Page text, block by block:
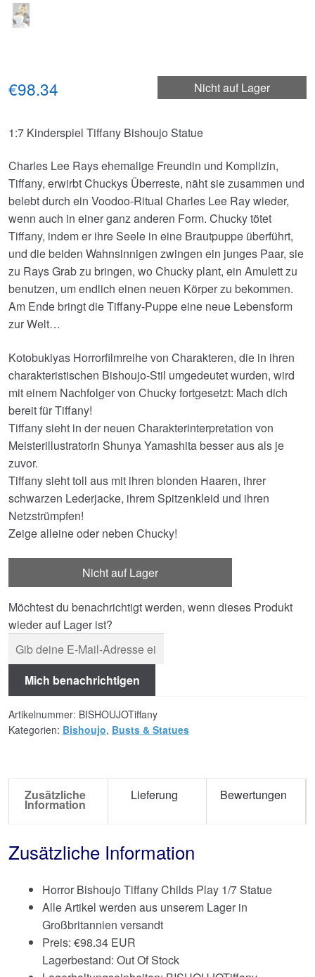
Nicht auf Lager
€98.34
1:7 Kinderspiel Tiffany Bishoujo Statue
Charles Lee Rays ehemalige Freundin und Komplizin,
Tiffany, erwirbt Chuckys Überreste, näht sie zusammen und
belebt durch ein Voodoo-Ritual Charles Lee Ray wieder,
wenn auch in einer ganz anderen Form. Chucky tötet
Tiffany, indem er ihre Seele in eine Brautpuppe überführt,
und die beiden Wahnsinnigen zwingen ein junges Paar, sie
zu Rays Grab zu bringen, wo Chucky plant, ein Amulett zu
benutzen, um endlich einen neuen Körper zu bekommen.
Am Ende bringt die Tiffany-Puppe eine neue Lebensform
zur Welt…
Kotobukiyas Horrorfilmreihe von Charakteren, die in ihren
charakteristischen Bishoujo-Stil umgedeutet wurden, wird
mit einem Nachfolger von Chucky fortgesetzt: Mach dich
bereit für Tiffany!
Tiffany sieht in der neuen Charakterinterpretation von
Meisterillustratorin Shunya Yamashita besser aus als je
zuvor.
Tiffany sieht toll aus mit ihren blonden Haaren, ihrer
schwarzen Lederjacke, ihrem Spitzenkleid und ihren
Netzstrümpfen!
Zeige alleine oder neben Chucky!
Nicht auf Lager
Möchtest du benachrichtigt werden, wenn dieses Produkt
wieder auf Lager ist?
Mich benachrichtigen
Artikelnummer: BISHOUJOTiffany
Kategorien: Bishoujo, Busts & Statues
Zusätzliche
Information
Lieferung Bewertungen
Zusätzliche Information
Horror Bishoujo Tiffany Childs Play 1/7 Statue
Alle Artikel werden aus unserem Lager in
Großbritannien versandt
Preis: €98.34 EUR
Lagerbestand: Out Of Stock